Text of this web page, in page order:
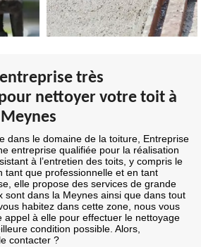
très
nettoyer votre toit à
dans le domaine de la toiture, Entreprise
entreprise qualifiée pour la réalisation
à l’entretien des toits, y compris le
tant que professionnelle et en tant
elle propose des services de grande
sont dans la Meynes ainsi que dans tout
habitez dans cette zone, nous vous
appel à elle pour effectuer le nettoyage
condition possible. Alors,
contacter ?